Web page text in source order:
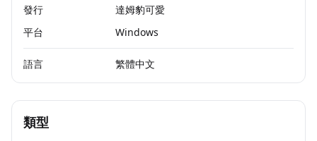
發行
達姆豹可愛
平台
Windows
語言 繁體中文
類型